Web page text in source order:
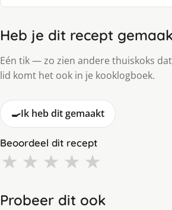
Heb je dit recept
Eén tik — zo zien andere thuiskoks
lid komt het ook in je kooklogboek.
🍳Ik heb dit gemaakt
Beoordeel dit recept
★ ★ ★ ★ ★
Probeer dit ook